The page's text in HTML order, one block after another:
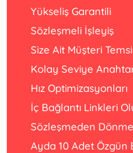
Yükseliş Garantili
Sözleşmeli İşleyiş
Size Ait Müşteri
Kolay Seviye
Hız Optimizasyonları
İç Bağlantı Linkleri
Sözleşmeden
Ayda 10 Adet Özgün